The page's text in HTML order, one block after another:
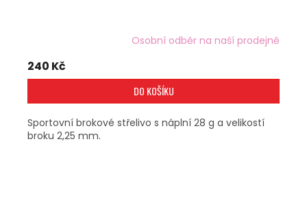
Osobní odběr na naší prodejně
240 Kč
DO KOŠÍKU
Sportovní brokové střelivo s náplní 28 g a velikostí
broku 2,25 mm.